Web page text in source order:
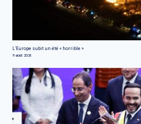
L’Europe subit un été « horrible »
9 août 2026